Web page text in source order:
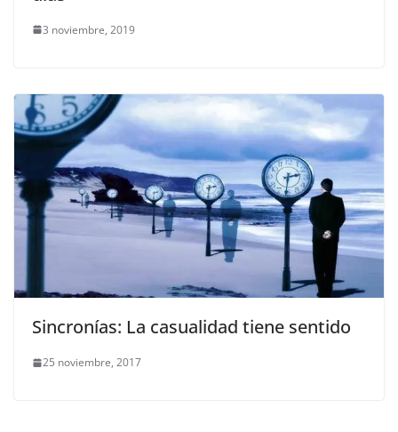
3 noviembre, 2019
Sincronías: La casualidad tiene sentido
25 noviembre, 2017